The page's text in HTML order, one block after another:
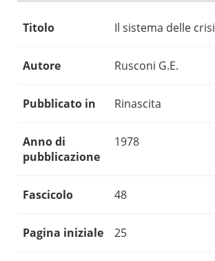
Titolo Il sistema delle crisi
Autore Rusconi G.E.
Pubblicato in Rinascita
Anno di
pubblicazione
1978
Fascicolo 48
Pagina iniziale 25